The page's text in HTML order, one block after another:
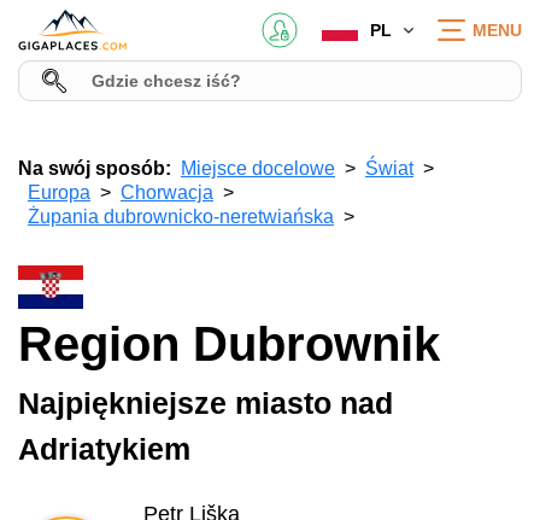
PL MENU
Na swój sposób: Miejsce docelowe
Świat
Europa
Chorwacja
Żupania dubrownicko-neretwiańska
Region Dubrownik
Najpiękniejsze miasto nad
Adriatykiem
Petr Liška